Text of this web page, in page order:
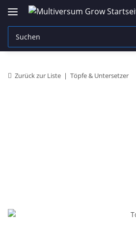
Zurück zur Liste Töpfe & Untersetzer